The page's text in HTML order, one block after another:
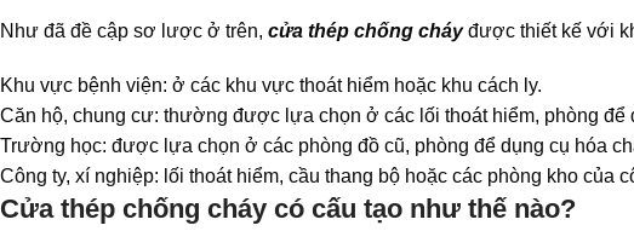
Như đã đề cập sơ lược ở trên, cửa thép chống cháyđược thiết kế với
Khu vực bệnh viện: ở các khu vực thoát hiểm hoặc khu cách ly.
Căn hộ, chung cư: thường được lựa chọn ở các lối thoát hiểm, phòng để
Trường học: được lựa chọn ở các phòng đồ cũ, phòng để dụng cụ hóa
Công ty, xí nghiệp: lối thoát hiểm, cầu thang bộ hoặc các phòng kho của
Cửa thép chống cháy có cấu tạo như thế nào?